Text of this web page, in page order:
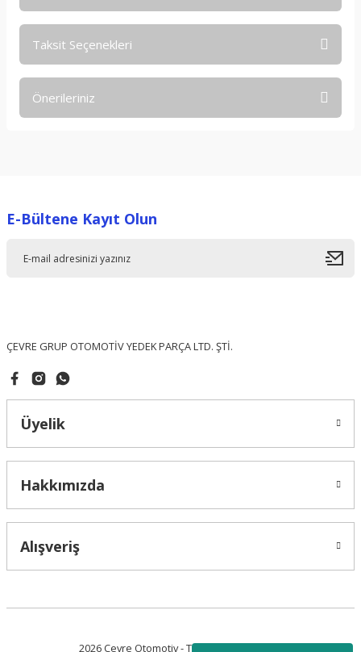
Taksit Seçenekleri
Önerileriniz
Ürün resmi kalitesiz, bozuk veya görüntülenemiyor.
E-Bültene Kayıt Olun
ÇEVRE GRUP OTOMOTİV YEDEK PARÇA LTD. ŞTİ.
Üyelik
Hakkımızda
Alışveriş
2026 Çevre Otomotiv - Tüm Hakları Saklıdır.